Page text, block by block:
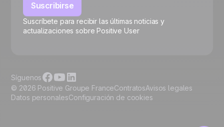
🍪
Gestionar cookies
Suscribirse
Suscríbete para recibir las últimas noticias y
actualizaciones sobre Positive User
© 2026 Positive Groupe FranceContratosAvisos legales
Datos personalesConfiguración de cookies
Síguenos